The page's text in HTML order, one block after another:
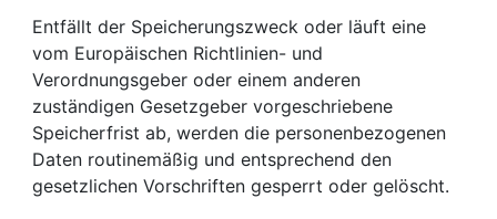
Entfällt der Speicherungszweck oder läuft eine
vom Europäischen Richtlinien- und
Verordnungsgeber oder einem anderen
zuständigen Gesetzgeber vorgeschriebene
Speicherfrist ab, werden die personenbezogenen
Daten routinemäßig und entsprechend den
gesetzlichen Vorschriften gesperrt oder gelöscht.